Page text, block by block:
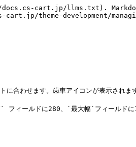
cart.jp/llms.txt).
theme-development/
合わせます。歯車アイコンが表示されます
ィールドに280、`最大幅`フィールドに